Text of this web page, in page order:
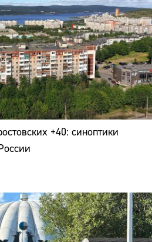
+40: синоптики